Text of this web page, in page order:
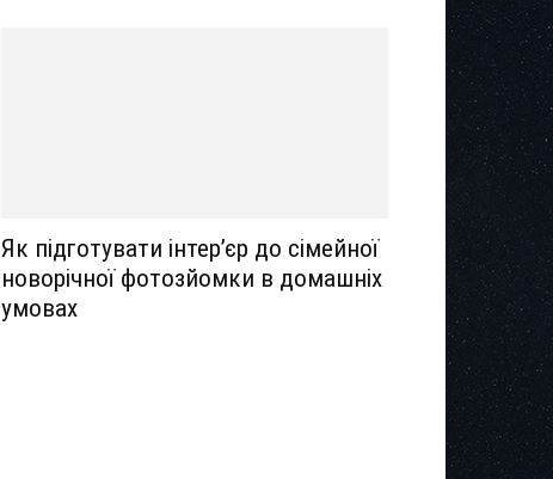
Як підготувати інтер’єр до сімейної
новорічної фотозйомки в домашніх
умовах